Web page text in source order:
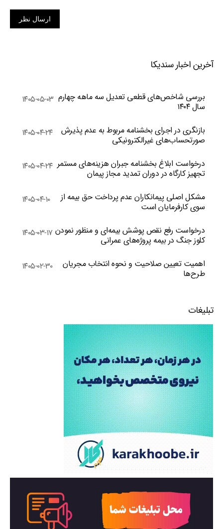
ارسال نظر
آخرین اخبار سندیکا
بررسی شاخص‌های قطعی تعدیل سه ماهه چهارم
سال ۱۴۰۴
۱۴۰۵-۰۵-۰۳
بازنگری در اجرای بخشنامه مربوط به عدم پذیرش
صورتحساب‌های غیرالکترونیکی
۱۴۰۵-۰۴-۲۴
درخواست ابلاغ بخشنامه جبران هزینه‌های مستمر
تجهیز کارگاه در دوران تمدید مجاز پیمان
۱۴۰۵-۰۴-۲۴
مشکل اصلی پیمانکاران عدم پرداخت حق بیمه از
سوی کارفرمایان است
۱۴۰۵-۰۴-۱۰
درخواست رفع نقص پوشش بیمه‌ای و منظور نمودن
کلوز جنگ در بیمه پروژه‌های عمرانی
۱۴۰۵-۰۳-۱۷
اهمیت تعیین صلاحیت و نحوه انتخاب مجریان
طرح‌ها
۱۴۰۵-۰۲-۳۰
تبلیغات